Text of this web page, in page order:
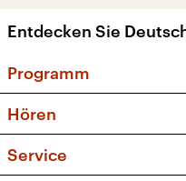
Entdecken Sie
Programm
Sendungen und
Musikliste
Hören
Frequenzen
Service